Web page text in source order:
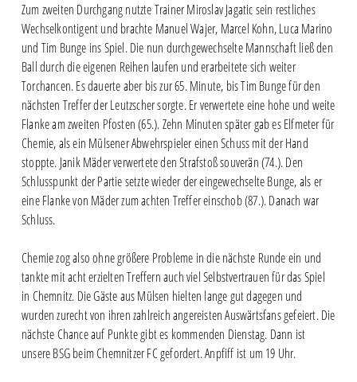
Zum zweiten Durchgang nutzte Trainer Miroslav Jagatic sein restliches
Wechselkontigent und brachte Manuel Wajer, Marcel Kohn, Luca Marino
und Tim Bunge ins Spiel. Die nun durchgewechselte Mannschaft ließ den
Ball durch die eigenen Reihen laufen und erarbeitete sich weiter
Torchancen. Es dauerte aber bis zur 65. Minute, bis Tim Bunge für den
nächsten Treffer der Leutzscher sorgte. Er verwertete eine hohe und weite
Flanke am zweiten Pfosten (65.). Zehn Minuten später gab es Elfmeter für
Chemie, als ein Mülsener Abwehrspieler einen Schuss mit der Hand
stoppte. Janik Mäder verwertete den Strafstoß souverän (74.). Den
Schlusspunkt der Partie setzte wieder der eingewechselte Bunge, als er
eine Flanke von Mäder zum achten Treffer einschob (87.). Danach war
Schluss.
Chemie zog also ohne größere Probleme in die nächste Runde ein und
tankte mit acht erzielten Treffern auch viel Selbstvertrauen für das Spiel
in Chemnitz. Die Gäste aus Mülsen hielten lange gut dagegen und
wurden zurecht von ihren zahlreich angereisten Auswärtsfans gefeiert. Die
nächste Chance auf Punkte gibt es kommenden Dienstag. Dann ist
unsere BSG beim Chemnitzer FC gefordert. Anpfiff ist um 19 Uhr.